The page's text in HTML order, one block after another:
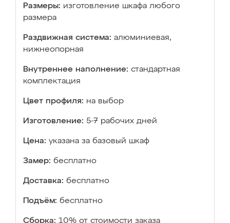
Размеры: изготовление шкафа любого
размера
Раздвижная система: алюминиевая,
нижнеопорная
Внутреннее наполнение: стандартная
комплектация
Цвет профиля: на выбор
Изготовление: 5-7 рабочих дней
Цена: указана за базовый шкаф
Замер: бесплатно
Доставка: бесплатно
Подъём: бесплатно
Сборка: 10% от стоимости заказа